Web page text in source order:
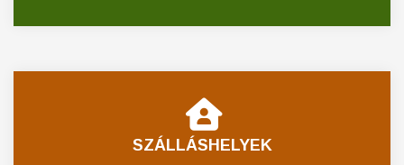
SZÁLLÁSHELYEK